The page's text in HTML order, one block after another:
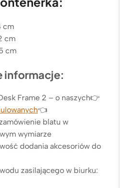
cm
cm
cm
informacje:
Frame 2 – o naszych👉
👈
blatu w
wymiarze
dodania akcesoriów do
zasilającego w biurku: